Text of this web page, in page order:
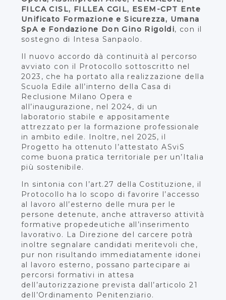
FILCA CISL, FILLEA CGIL, ESEM-CPT Ente
Unificato Formazione e Sicurezza, Umana
SpA e Fondazione Don Gino Rigoldi, con il
sostegno di Intesa Sanpaolo.
Il nuovo accordo dà continuità al percorso
avviato con il Protocollo sottoscritto nel
2023, che ha portato alla realizzazione della
Scuola Edile all’interno della Casa di
Reclusione Milano Opera e
all’inaugurazione, nel 2024, di un
laboratorio stabile e appositamente
attrezzato per la formazione professionale
in ambito edile. Inoltre, nel 2025, il
Progetto ha ottenuto l’attestato ASviS
come buona pratica territoriale per un’Italia
più sostenibile.
In sintonia con l’art.27 della Costituzione, il
Protocollo ha lo scopo di favorire l’accesso
al lavoro all’esterno delle mura per le
persone detenute, anche attraverso attività
formative propedeutiche all’inserimento
lavorativo. La Direzione del carcere potrà
inoltre segnalare candidati meritevoli che,
pur non risultando immediatamente idonei
al lavoro esterno, possano partecipare ai
percorsi formativi in attesa
dell’autorizzazione prevista dall’articolo 21
dell’Ordinamento Penitenziario.